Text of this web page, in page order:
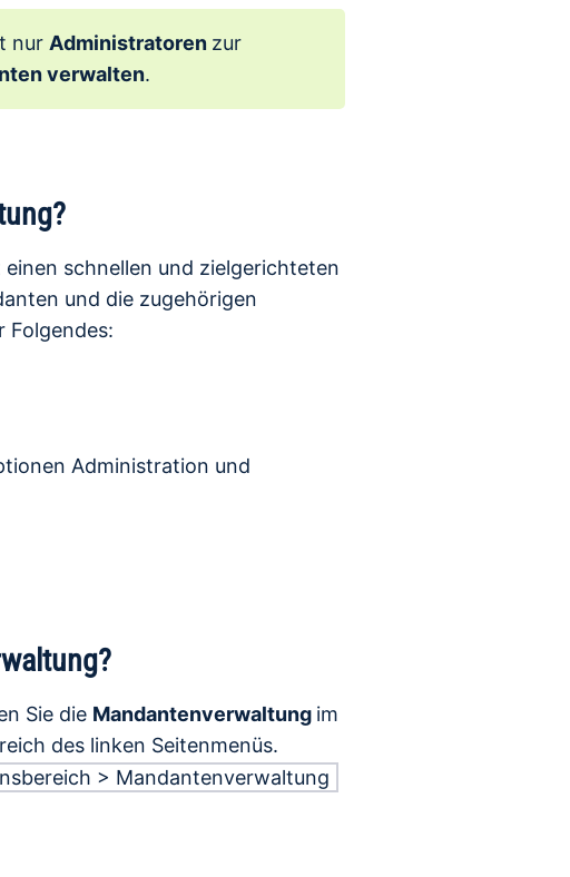
nur Administratoren zur
verwalten.
schnellen und zielgerichteten
und die zugehörigen
Folgendes:
Administration und
Sie die Mandantenverwaltung im
des linken Seitenmenüs.
> Mandantenverwaltung